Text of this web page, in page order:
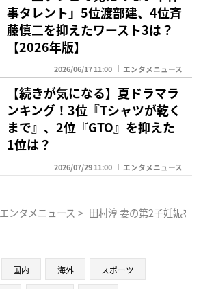
事タレント」5位渡部建、4位斉
藤慎二を抑えたワースト3は？
【2026年版】
2026/06/17 11:00 エンタメニュース
【続きが気になる】夏ドラマラ
ンキング！3位『Tシャツが乾く
まで』、2位『GTO』を抑えた
1位は？
2026/07/29 11:00 エンタメニュース
エンタメニュース > 田村淳 妻の第2子妊娠を
国内 海外 スポーツ